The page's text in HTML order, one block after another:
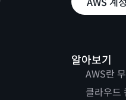
알아보기
AWS란
클라우드